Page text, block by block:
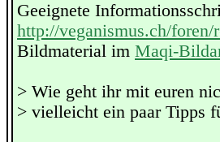
Geeignete
http://veganismus.ch/
Bildmaterial im Maqi-
> Wie geht ihr mit euren
> vielleicht ein paar Tipps